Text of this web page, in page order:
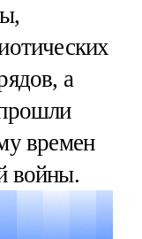
а
времен
войны.